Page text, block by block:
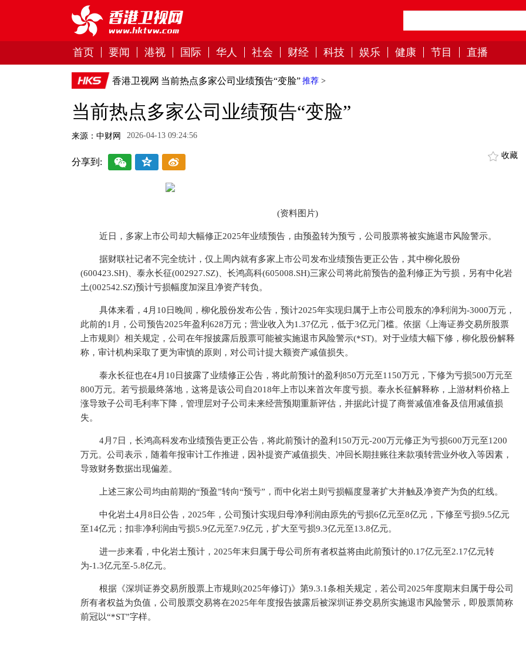
首页 要闻 港视 国际 华人 社会 财经 科技 娱乐 健康 节目 直播
香港卫视网 推荐 >
当前热点多家公司业绩预告“变脸”
当前热点多家公司业绩预告“变脸”
来源：中财网 2026-04-13 09:24:56
分享到:
收藏
(资料图片)
近日，多家上市公司却大幅修正2025年业绩预告，由预盈转为预亏，公司股票将被实施退市风险警示。
据财联社记者不完全统计，仅上周内就有多家上市公司发布业绩预告更正公告，其中柳化股份
(600423.SH)、泰永长征(002927.SZ)、长鸿高科(605008.SH)三家公司将此前预告的盈利修正为亏损，另有中化岩
土(002542.SZ)预计亏损幅度加深且净资产转负。
具体来看，4月10日晚间，柳化股份发布公告，预计2025年实现归属于上市公司股东的净利润为-3000万元，
此前的1月，公司预告2025年盈利628万元；营业收入为1.37亿元，低于3亿元门槛。依据《上海证券交易所股票
上市规则》相关规定，公司在年报披露后股票可能被实施退市风险警示(*ST)。对于业绩大幅下修，柳化股份解释
称，审计机构采取了更为审慎的原则，对公司计提大额资产减值损失。
泰永长征也在4月10日披露了业绩修正公告，将此前预计的盈利850万元至1150万元，下修为亏损500万元至
800万元。若亏损最终落地，这将是该公司自2018年上市以来首次年度亏损。泰永长征解释称，上游材料价格上
涨导致子公司毛利率下降，管理层对子公司未来经营预期重新评估，并据此计提了商誉减值准备及信用减值损
失。
4月7日，长鸿高科发布业绩预告更正公告，将此前预计的盈利150万元-200万元修正为亏损600万元至1200
万元。公司表示，随着年报审计工作推进，因补提资产减值损失、冲回长期挂账往来款项转营业外收入等因素，
导致财务数据出现偏差。
上述三家公司均由前期的“预盈”转向“预亏”，而中化岩土则亏损幅度显著扩大并触及净资产为负的红线。
中化岩土4月8日公告，2025年，公司预计实现归母净利润由原先的亏损6亿元至8亿元，下修至亏损9.5亿元
至14亿元；扣非净利润由亏损5.9亿元至7.9亿元，扩大至亏损9.3亿元至13.8亿元。
进一步来看，中化岩土预计，2025年末归属于母公司所有者权益将由此前预计的0.17亿元至2.17亿元转
为-1.3亿元至-5.8亿元。
根据《深圳证券交易所股票上市规则(2025年修订)》第9.3.1条相关规定，若公司2025年度期末归属于母公司
所有者权益为负值，公司股票交易将在2025年年度报告披露后被深圳证券交易所实施退市风险警示，即股票简称
前冠以“*ST”字样。